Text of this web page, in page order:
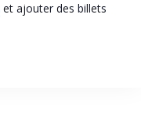
et ajouter des billets